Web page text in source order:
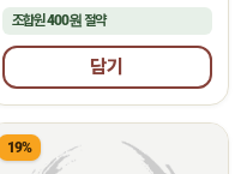
조합원400원절약
담기
19%